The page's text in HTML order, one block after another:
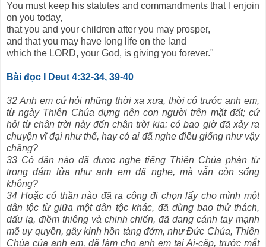
You must keep his statutes and commandments that I enjoin
on you today,
that you and your children after you may prosper,
and that you may have long life on the land
which the LORD, your God, is giving you forever."
Bài đọc I Deut 4:32-34, 39-40
32 Anh em cứ hỏi những thời xa xưa, thời có trước anh em,
từ ngày Thiên Chúa dựng nên con người trên mặt đất; cứ
hỏi từ chân trời này đến chân trời kia: có bao giờ đã xảy ra
chuyện vĩ đại như thế, hay có ai đã nghe điều giống như vậy
chăng?
33 Có dân nào đã được nghe tiếng Thiên Chúa phán từ
trong đám lửa như anh em đã nghe, mà vẫn còn sống
không?
34 Hoặc có thần nào đã ra công đi chọn lấy cho mình một
dân tộc từ giữa một dân tộc khác, đã dùng bao thử thách,
dấu lạ, điềm thiêng và chinh chiến, đã dang cánh tay mạnh
mẽ uy quyền, gây kinh hồn táng đởm, như Đức Chúa, Thiên
Chúa của anh em, đã làm cho anh em tại Ai-cập, trước mắt